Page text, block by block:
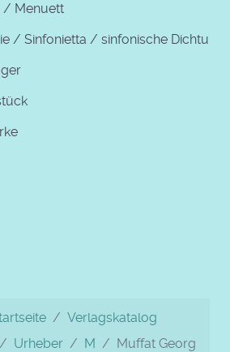
/ Menuett
/ Sinfonietta / sinfonische Dichtung
Verlagskatalog
Urheber M Muffat Georg